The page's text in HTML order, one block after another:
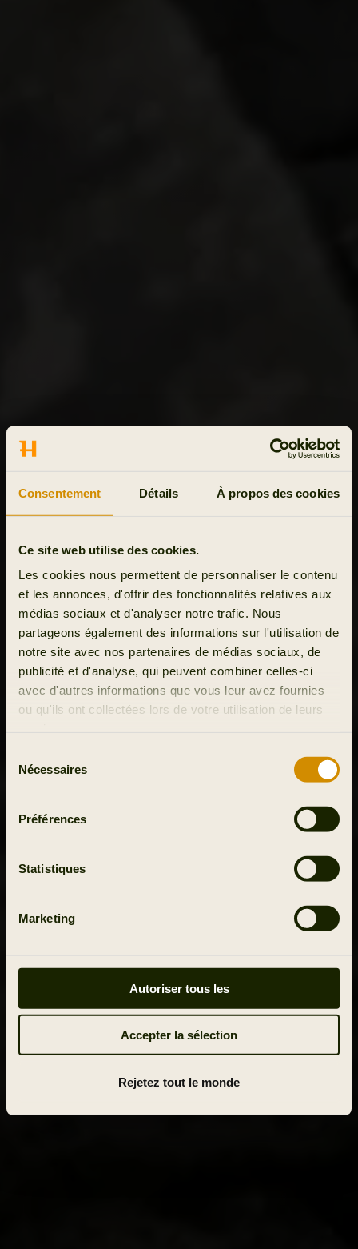
Consentement Détails À propos des cookies
Ce site web utilise des cookies.
Les cookies nous permettent de personnaliser le contenu
et les annonces, d'offrir des fonctionnalités relatives aux
médias sociaux et d'analyser notre trafic. Nous
partageons également des informations sur l'utilisation de
notre site avec nos partenaires de médias sociaux, de
publicité et d'analyse, qui peuvent combiner celles-ci
avec d'autres informations que vous leur avez fournies
ou qu'ils ont collectées lors de votre utilisation de leurs
Nécessaires
Préférences
Statistiques
Marketing
Autoriser tous les
Accepter la sélection
Rejetez tout le monde